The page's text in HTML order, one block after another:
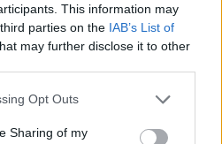
This information may
parties on the IAB’s List of
may further disclose it to other
Opt Outs
Sharing of my